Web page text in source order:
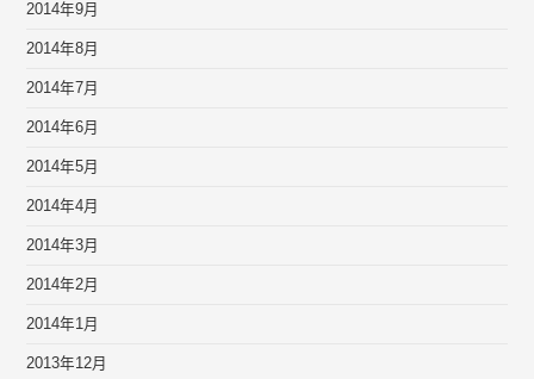
2014年9月
2014年8月
2014年7月
2014年6月
2014年5月
2014年4月
2014年3月
2014年2月
2014年1月
2013年12月